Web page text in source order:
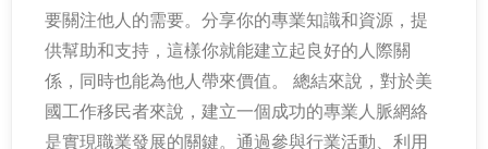
要關注他人的需要。分享你的專業知識和資源，提
供幫助和支持，這樣你就能建立起良好的人際關
係，同時也能為他人帶來價值。 總結來說，對於美
國工作移民者來說，建立一個成功的專業人脈網絡
是實現職業發展的關鍵。通過參與行業活動、利用